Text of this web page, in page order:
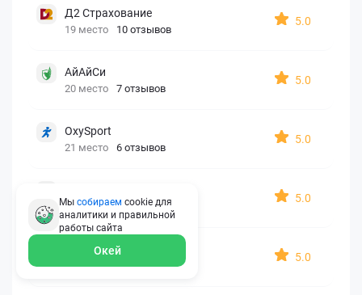
Д2 Страхование
19 место 10 отзывов
5.0
АйАйСи
20 место 7 отзывов
5.0
OxySport
21 место 6 отзывов
5.0
22 место 2 отзыва
5.0
Oxy Travel Premium
23 место 1 отзыв
5.0
Мы собираем cookie для
аналитики и правильной
работы сайта
Окей